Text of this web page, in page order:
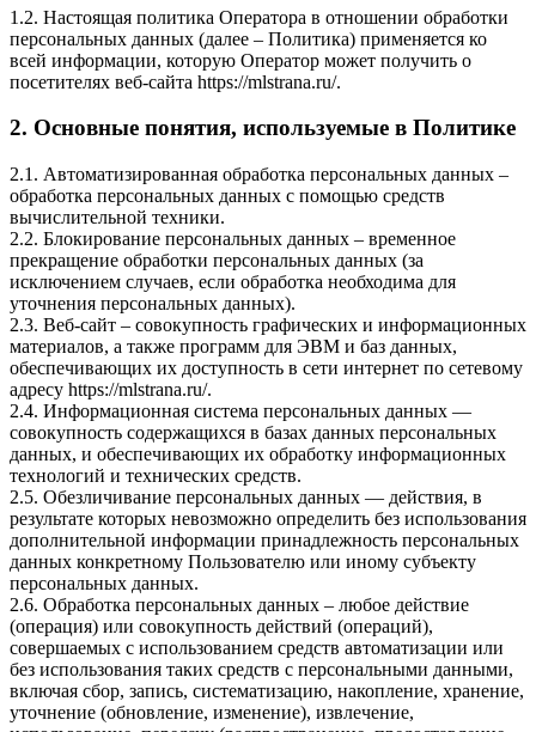
1.2. Настоящая политика Оператора в отношении обработки
персональных данных (далее – Политика) применяется ко
всей информации, которую Оператор может получить о
посетителях веб-сайта https://mlstrana.ru/.
2. Основные понятия, используемые в Политике
2.1. Автоматизированная обработка персональных данных –
обработка персональных данных с помощью средств
вычислительной техники.
2.2. Блокирование персональных данных – временное
прекращение обработки персональных данных (за
исключением случаев, если обработка необходима для
уточнения персональных данных).
2.3. Веб-сайт – совокупность графических и информационных
материалов, а также программ для ЭВМ и баз данных,
обеспечивающих их доступность в сети интернет по сетевому
адресу https://mlstrana.ru/.
2.4. Информационная система персональных данных —
совокупность содержащихся в базах данных персональных
данных, и обеспечивающих их обработку информационных
технологий и технических средств.
2.5. Обезличивание персональных данных — действия, в
результате которых невозможно определить без использования
дополнительной информации принадлежность персональных
данных конкретному Пользователю или иному субъекту
персональных данных.
2.6. Обработка персональных данных – любое действие
(операция) или совокупность действий (операций),
совершаемых с использованием средств автоматизации или
без использования таких средств с персональными данными,
включая сбор, запись, систематизацию, накопление, хранение,
уточнение (обновление, изменение), извлечение,